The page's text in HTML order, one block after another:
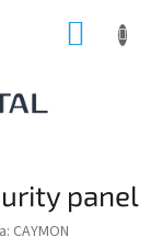
panel
CAYMON